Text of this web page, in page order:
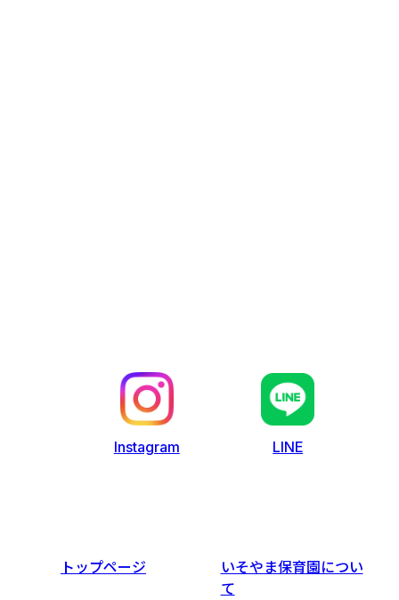
Instagram LINE
トップページ
いそやま保育園につい
て